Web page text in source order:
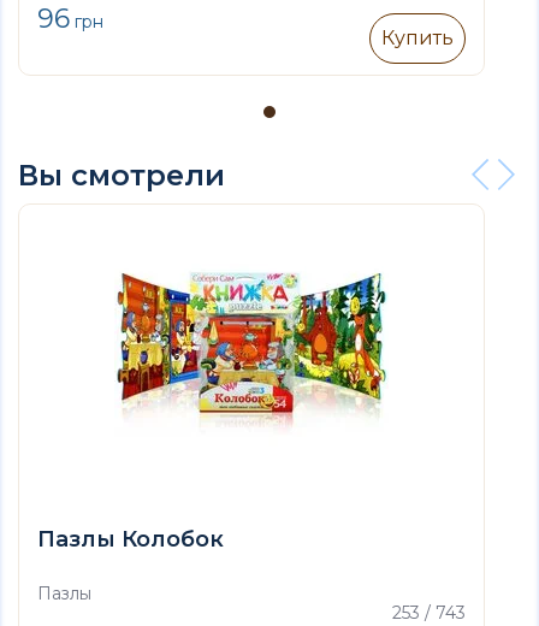
96 грн
Купить
Вы смотрели
Пазлы Колобок
Пазлы
253 / 743